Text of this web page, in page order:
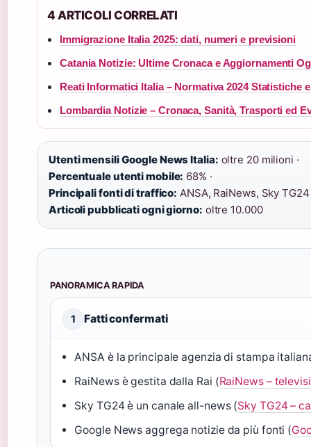
4 ARTICOLI CORRELATI
Immigrazione Italia 2025: dati, numeri e previsioni
Catania Notizie: Ultime Cronaca e Aggiornamenti
Reati Informatici Italia – Normativa 2024 Statistiche
Lombardia Notizie – Cronaca, Sanità, Trasporti ed
Utenti mensili Google News Italia: oltre 20 milioni ·
Percentuale utenti mobile: 68% ·
Principali fonti di traffico: ANSA, RaiNews, Sky TG24
Articoli pubblicati ogni giorno: oltre 10.000
PANORAMICA RAPIDA
1 Fatti confermati
ANSA è la principale agenzia di stampa
RaiNews è gestita dalla Rai (RaiNews –
Sky TG24 è un canale all-news (Sky TG24 –
Google News aggrega notizie da più fonti (